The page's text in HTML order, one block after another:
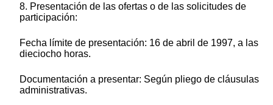
8. Presentación de las ofertas o de las solicitudes de
participación:
Fecha límite de presentación: 16 de abril de 1997, a las
dieciocho horas.
Documentación a presentar: Según pliego de cláusulas
administrativas.